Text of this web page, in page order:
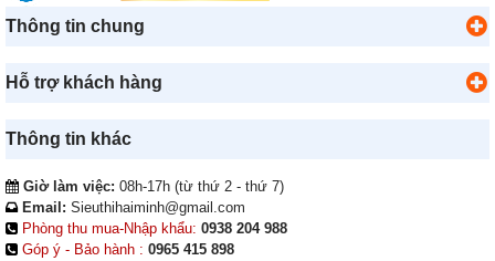
Thông tin chung
Hỗ trợ khách hàng
Thông tin khác
Giờ làm việc: 08h-17h (từ thứ 2 - thứ 7)
Email: Sieuthihaiminh@gmail.com
Phòng thu mua-Nhập khẩu: 0938 204 988
Góp ý - Bảo hành : 0965 415 898